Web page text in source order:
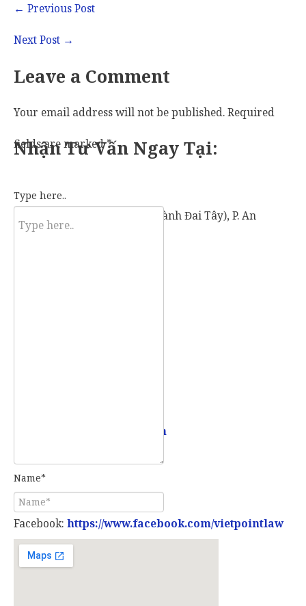
← Previous Post
Next Post →
Leave a Comment
Your email address will not be published.Required
fields are marked*
Type here..
Name*
E-mail*
Nhận Tư Vấn Ngay Tại:
57 Vành Đai Tây (số cũ: 936 Vành Đai Tây), P. An
info@vietpointlaw.vn
Facebook: https://www.facebook.com/vietpointlaw